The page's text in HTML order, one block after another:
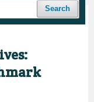
Search
Articles